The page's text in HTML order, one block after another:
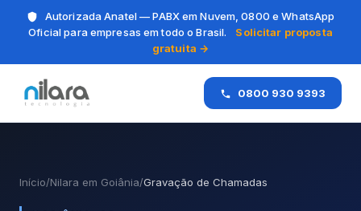
Autorizada Anatel — PABX em Nuvem, 0800 e WhatsApp
Oficial para empresas em todo o Brasil.
Solicitar proposta
gratuita →
0800 930 9393
Início/Nilara em Goiânia/Gravação de Chamadas